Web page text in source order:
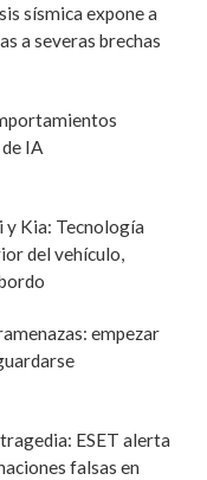
sísmica expone a
a severas brechas
IA
y Kia: Tecnología
del vehículo,
empezar
ESET alerta
falsas en